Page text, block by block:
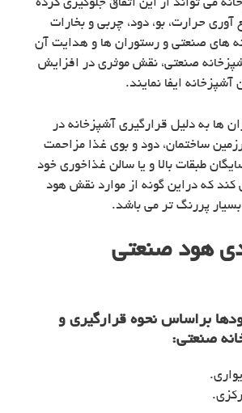
می تواند از این اتفاق جلوگیری کرده
آوری حرارت، بو، دود، چربی و بخارات
های صنعتی و رستوران ها و هدایت آن
صنعتی، نقش موثری در افزایش
ایفا نمایند.
ها به دلیل قرارگیری آشپزخانه در
ساختمان، دود و بوی غذا مزاحمت
طبقات بالا و یا سالن غذاخوری خود
کند که دراین گونه از موارد نقش هود
پررنگ تر می باشد.
هود صنعتی
براساس نحوه قرارگیری و
صنعتی: